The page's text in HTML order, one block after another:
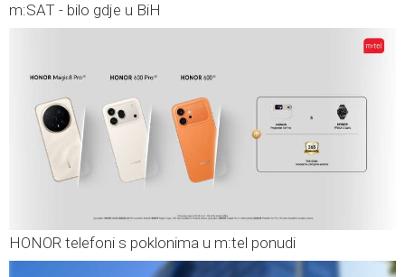
m:SAT - bilo gdje u BiH
HONOR telefoni s poklonima u m:tel ponudi